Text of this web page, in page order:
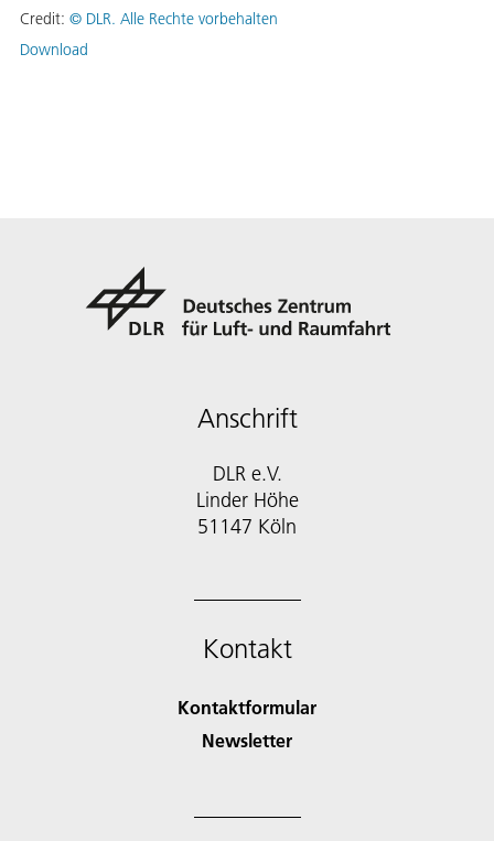
Credit: © DLR. Alle Rechte vorbehalten
Download
Anschrift
DLR e.V.
Linder Höhe
51147 Köln
Kontakt
Kontaktformular
Newsletter